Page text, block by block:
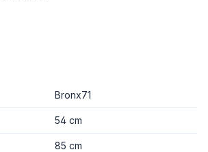
Bronx71
54 cm
85 cm